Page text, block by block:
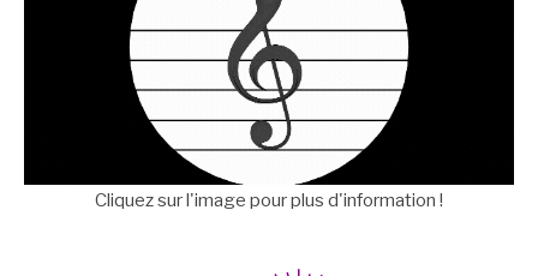
Cliquez sur l'image pour plus d'information !